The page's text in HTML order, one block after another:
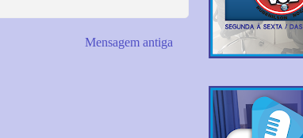
Mensagem antiga